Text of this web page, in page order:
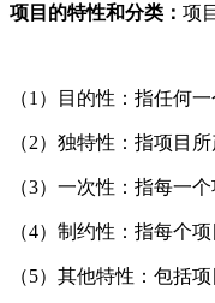
项目的特性和分类： 项
（1）目的性：指任何
（2）独特性：指项目
（3）一次性：指每一
（4）制约性：指每个
（5）其他特性：包括